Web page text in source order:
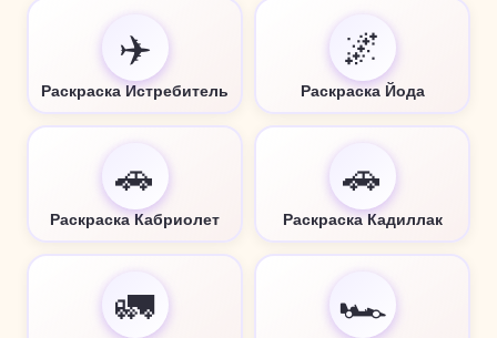
✈️
Раскраска Истребитель
🌌
Раскраска Йода
🚗
Раскраска Кабриолет
🚗
Раскраска Кадиллак
🚛 🏎️